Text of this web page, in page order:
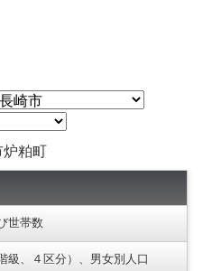
炉粕町
世帯数
級、４区分）、男女別人口